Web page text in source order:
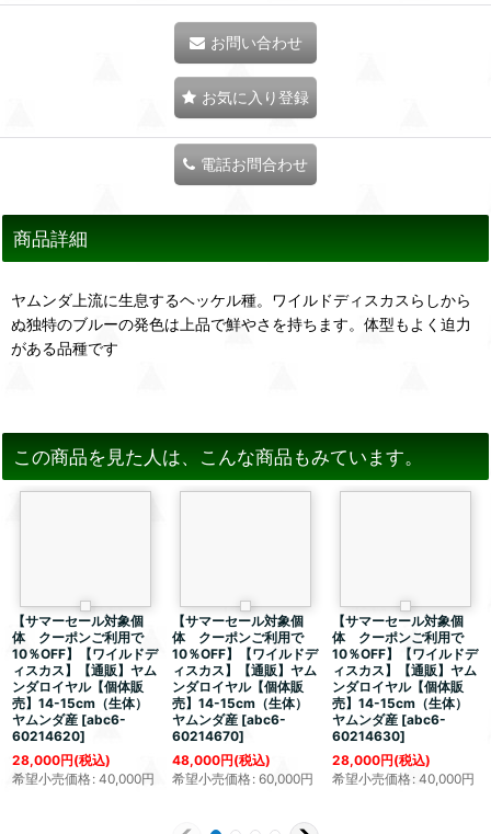
お問い合わせ
お気に入り登録
電話お問合わせ
商品詳細
ヤムンダ上流に生息するヘッケル種。ワイルドディスカスらしから
ぬ独特のブルーの発色は上品で鮮やさを持ちます。体型もよく迫力
がある品種です
この商品を見た人は、こんな商品もみています。
【サマーセール対象個
体 クーポンご利用で
10％OFF】【ワイルドデ
ィスカス】【通販】ヤム
ンダロイヤル【個体販
売】14-15cm（生体）
ヤムンダ産 [abc6-
60214620]
28,000円(税込)
希望小売価格: 40,000円
【サマーセール対象個
体 クーポンご利用で
10％OFF】【ワイルドデ
ィスカス】【通販】ヤム
ンダロイヤル【個体販
売】14-15cm（生体）
ヤムンダ産 [abc6-
60214670]
48,000円(税込)
希望小売価格: 60,000円
【サマーセール対象個
体 クーポンご利用で
10％OFF】【ワイルドデ
ィスカス】【通販】ヤム
ンダロイヤル【個体販
売】14-15cm（生体）
ヤムンダ産 [abc6-
60214630]
28,000円(税込)
希望小売価格 : 40,000円